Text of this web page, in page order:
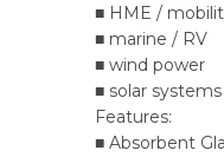
■ HME /
■ marine / RV
■ wind power
■ solar systems
Features:
■ Absorbent